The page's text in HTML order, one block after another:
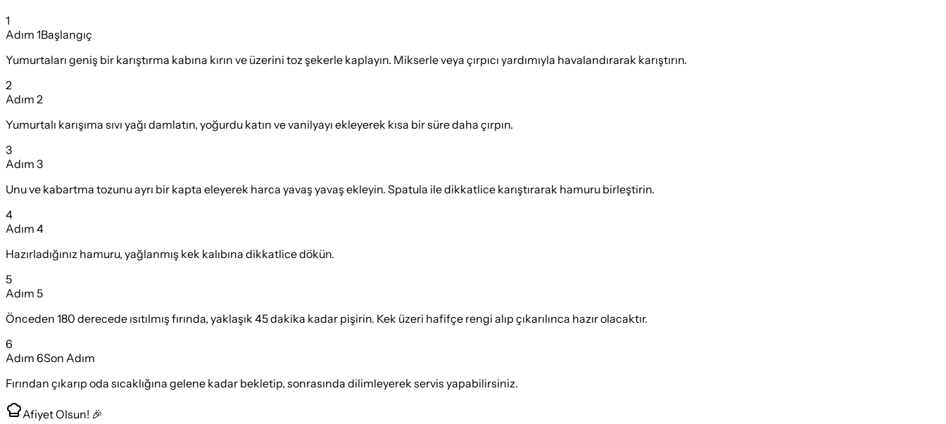
1
Adım 1Başlangıç
Yumurtaları geniş bir karıştırma kabına kırın ve üzerini toz şekerle kaplayın. Mikserle veya çırpıcı yardımıyla havalandırarak karıştırın.
2
Adım 2
Yumurtalı karışıma sıvı yağı damlatın, yoğurdu katın ve vanilyayı ekleyerek kısa bir süre daha çırpın.
3
Adım 3
Unu ve kabartma tozunu ayrı bir kapta eleyerek harca yavaş yavaş ekleyin. Spatula ile dikkatlice karıştırarak hamuru birleştirin.
4
Adım 4
Hazırladığınız hamuru, yağlanmış kek kalıbına dikkatlice dökün.
5
Adım 5
Önceden 180 derecede ısıtılmış fırında, yaklaşık 45 dakika kadar pişirin. Kek üzeri hafifçe rengi alıp çıkarılınca hazır olacaktır.
6
Adım 6Son Adım
Fırından çıkarıp oda sıcaklığına gelene kadar bekletip, sonrasında dilimleyerek servis yapabilirsiniz.
Afiyet Olsun! 🎉